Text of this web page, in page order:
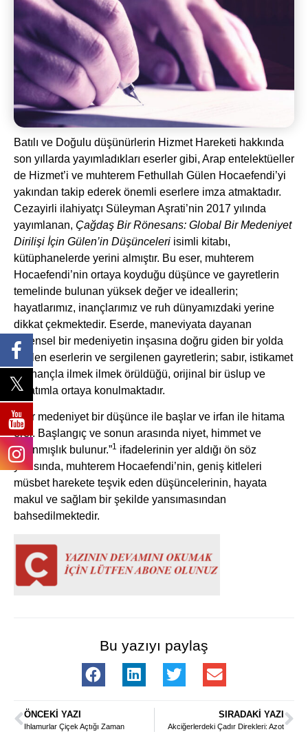
Batılı ve Doğulu düşünürlerin Hizmet Hareketi hakkında
son yıllarda yayımladıkları eserler gibi, Arap entelektüeller
de Hizmet’i ve muhterem Fethullah Gülen Hocaefendi’yi
yakından takip ederek önemli eserlere imza atmaktadır.
Cezayirli ilahiyatçı Süleyman Aşrati’nin 2017 yılında
yayımlanan, Çağdaş Bir Rönesans: Global Bir Medeniyet
Dirilişi İçin Gülen’in Düşünceleri isimli kitabı,
kütüphanelerde yerini almıştır. Bu eser, muhterem
Hocaefendi’nin ortaya koyduğu düşünce ve gayretlerin
temelinde bulunan yüksek değer ve ideallerin;
hayatlarımız, inançlarımız ve ruh dünyamızdaki yerine
dikkat çekmektedir. Eserde, maneviyata dayanan
evrensel bir medeniyetin inşasına doğru giden bir yolda
verilen eserlerin ve sergilenen gayretlerin; sabır, istikamet
ve inançla ilmek ilmek örüldüğü, orijinal bir üslup ve
anlatımla ortaya konulmaktadır.
“Her medeniyet bir düşünce ile başlar ve irfan ile hitama
erer. Başlangıç ve sonun arasında niyet, himmet ve
adanmışlık bulunur.”1 ifadelerinin yer aldığı ön söz
yazısında, muhterem Hocaefendi’nin, geniş kitleleri
müsbet harekete teşvik eden düşüncelerinin, hayata
makul ve sağlam bir şekilde yansımasından
bahsedilmektedir.
Bu yazıyı paylaş
ÖNCEKI YAZI
Ihlamurlar Çiçek Açtığı Zaman
SIRADAKI YAZI
Akciğerlerdeki Çadır Direkleri: Azot